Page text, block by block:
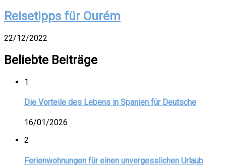
Reisetipps für Ourém
22/12/2022
Beliebte Beiträge
1
Die Vorteile des Lebens in Spanien für Deutsche
16/01/2026
2
Ferienwohnungen für einen unvergesslichen Urlaub